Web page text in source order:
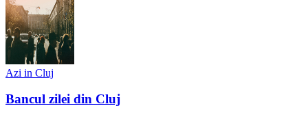
Azi in Cluj
Bancul zilei din Cluj